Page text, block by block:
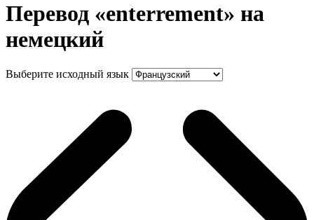
Перевод «enterrement» на
немецкий
Выберите исходный язык